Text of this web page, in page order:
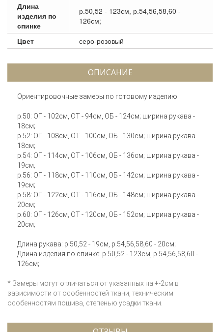
Длина
изделия по
спинке
р.50,52 - 123см, р.54,56,58,60 -
126см;
Цвет серо-розовый
ОПИСАНИЕ
Ориентировочные замеры по готовому изделию:
р.50: ОГ - 102см, ОТ - 94см, ОБ - 124см; ширина рукава -
18см;
р.52: ОГ - 108см, ОТ - 100см, ОБ - 130см; ширина рукава -
18см;
р.54: ОГ - 114см, ОТ - 106см, ОБ - 136см; ширина рукава -
19см;
р.56: ОГ - 118см, ОТ - 110см, ОБ - 142см; ширина рукава -
19см;
р.58: ОГ - 122см, ОТ - 116см, ОБ - 148см; ширина рукава -
20см;
р.60: ОГ - 126см, ОТ - 120см, ОБ - 152см; ширина рукава -
20см;
Длина рукава: р.50,52 - 19см, р.54,56,58,60 - 20см;
Длина изделия по спинке: р.50,52 - 123см, р.54,56,58,60 -
126см;
* Замеры могут отличаться от указанных на +-2см в
зависимости от особенностей ткани, техническим
особенностям пошива, степенью усадки ткани.